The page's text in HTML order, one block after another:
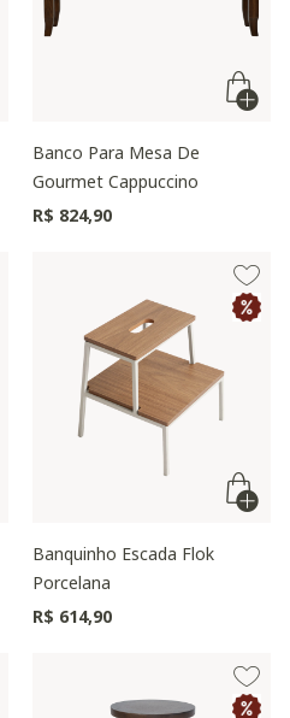
Banco Para Mesa De
Gourmet Cappuccino
R$ 824,90
Banquinho Escada Flok
Porcelana
R$ 614,90